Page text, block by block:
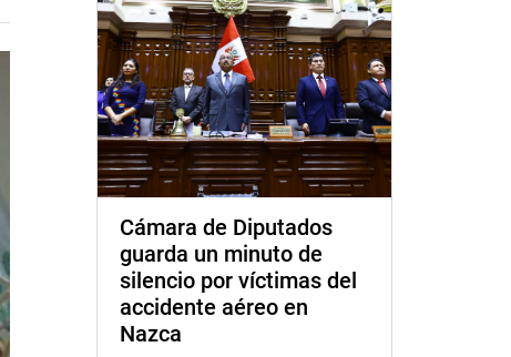
Cámara de Diputados
guarda un minuto de
silencio por víctimas del
accidente aéreo en
Nazca